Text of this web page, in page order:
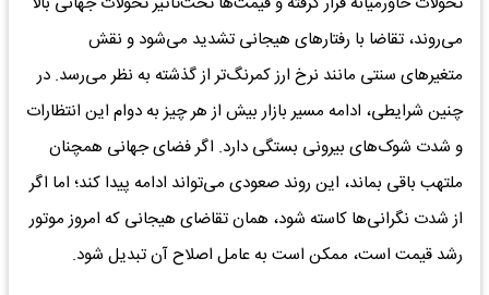
می‌روند، تقاضا با رفتارهای هیجانی تشدید می‌شود و نقش
متغیرهای سنتی مانند نرخ ارز کمرنگ‌تر از گذشته به نظر می‌رسد. در
چنین شرایطی، ادامه مسیر بازار بیش از هر چیز به دوام این انتظارات
و شدت شوک‌های بیرونی بستگی دارد. اگر فضای جهانی همچنان
ملتهب باقی بماند، این روند صعودی می‌تواند ادامه پیدا کند؛ اما اگر
از شدت نگرانی‌ها کاسته شود، همان تقاضای هیجانی که امروز موتور
رشد قیمت است، ممکن است به عامل اصلاح آن تبدیل شود.